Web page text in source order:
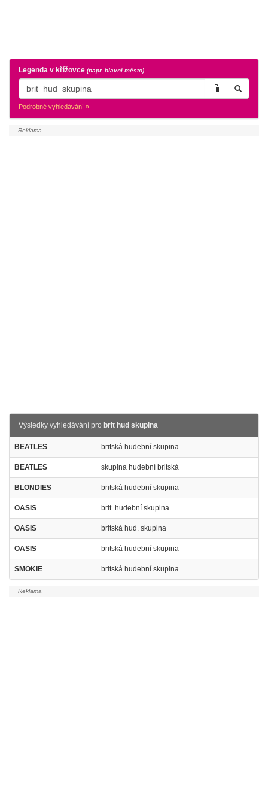
Legenda v křížovce (napr. hlavní město)
Podrobné vyhledávání »
Výsledky vyhledávání pro brit hud skupina
BEATLES britská hudební skupina
BEATLES skupina hudební britská
BLONDIES britská hudební skupina
OASIS brit. hudební skupina
OASIS britská hud. skupina
OASIS britská hudební skupina
SMOKIE britská hudební skupina